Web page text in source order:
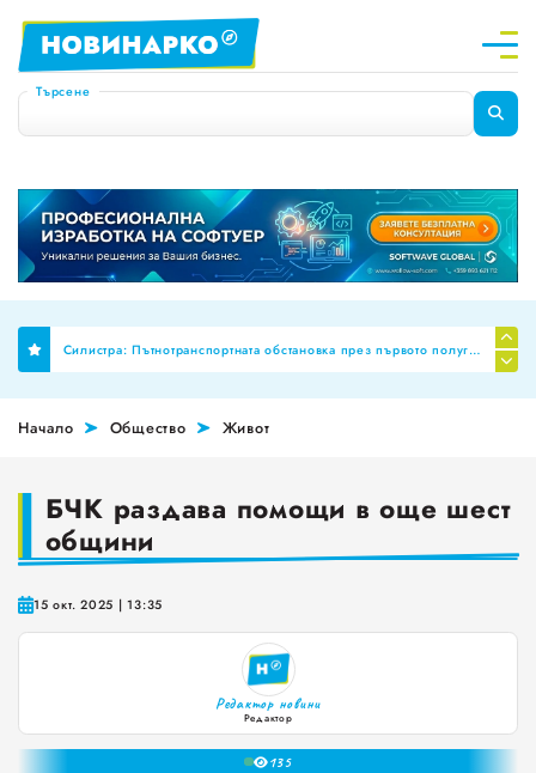
Търсене
Финално: Бюджет 2026 премахна механизма за МРЗ и автоматичното обвързване на заплатите в публичния сектор
Силистра: Пътнотранспортната обстановка през първото полугодие на 2026 г
Планиране на професионални паралелки за Шумен и Добрич
Променят обозначението за годността на храните
Как да постъпваме с близките, които не ни ценят
Начало Общество Живот
БЧК раздава помощи в още шест
общини
15 окт. 2025 | 13:35
Редактор новини
Редактор
13
0
1
2
3
4
5